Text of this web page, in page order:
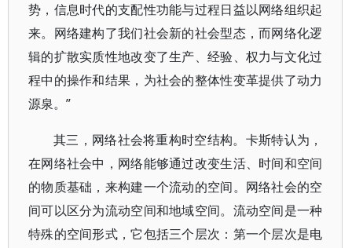
势，信息时代的支配性功能与过程日益以网络组织起
来。网络建构了我们社会新的社会型态，而网络化逻
辑的扩散实质性地改变了生产、经验、权力与文化过
程中的操作和结果，为社会的整体性变革提供了动力
源泉。”
其三，网络社会将重构时空结构。卡斯特认为，
在网络社会中，网络能够通过改变生活、时间和空间
的物质基础，来构建一个流动的空间。网络社会的空
间可以区分为流动空间和地域空间。流动空间是一种
特殊的空间形式，它包括三个层次：第一个层次是电